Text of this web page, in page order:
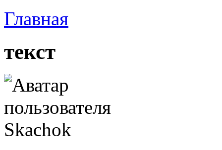
Главная
текст